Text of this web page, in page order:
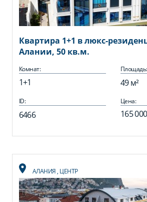
Квартира 1+1 в люкс-
Алании, 50 кв.м.
Комнат:
1+1
Площадь:
49 м²
ID:
6466
Цена:
165 000
АЛАНИЯ, ЦЕНТР